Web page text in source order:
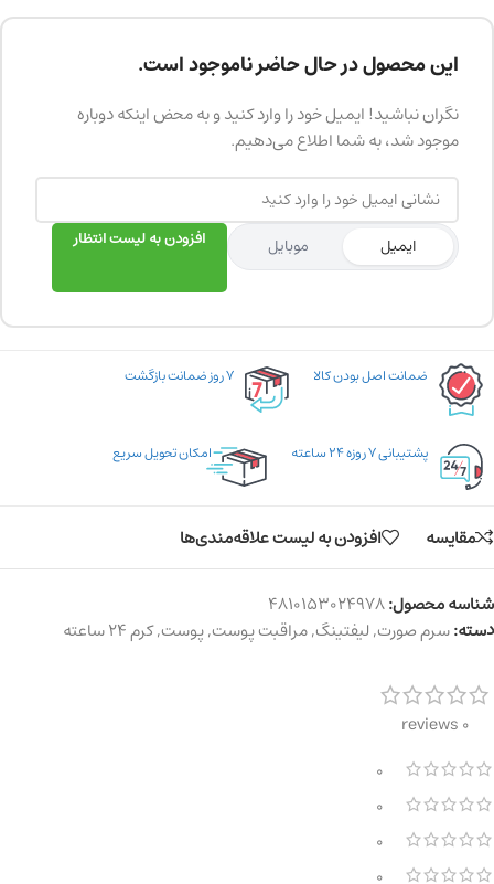
این محصول در حال حاضر ناموجود است.
نگران نباشید! ایمیل خود را وارد کنید و به محض اینکه دوباره
موجود شد، به شما اطلاع می‌دهیم.
ایمیل موبایل افزودن به لیست انتظار
ضمانت اصل بودن کالا ۷ روز ضمانت بازگشت
پشتیبانی ۷ روزه ۲۴ ساعته امکان تحویل سریع
مقایسه افزودن به لیست علاقه‌مندی‌ها
شناسه محصول:4810153024978
دسته:سرم صورت,لیفتینگ,مراقبت پوست,پوست,کرم ۲۴ ساعته
0 reviews
0
0
0
0